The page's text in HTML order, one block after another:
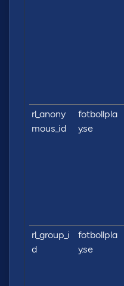
rl_anony
mous_id
fotbollpla
y.se
rl_group_i
d
fotbollpla
y.se